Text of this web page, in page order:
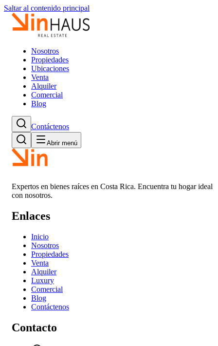
Saltar al contenido principal
Nosotros
Propiedades
Ubicaciones
Venta
Alquiler
Comercial
Blog
Contáctenos
Abrir menú
Expertos en bienes raíces en Costa Rica. Encuentra tu hogar ideal
con nosotros.
Enlaces
Inicio
Nosotros
Propiedades
Venta
Alquiler
Luxury
Comercial
Blog
Contáctenos
Contacto